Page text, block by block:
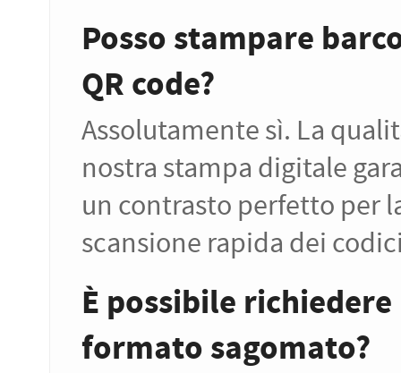
Posso stampare
QR code?
Assolutamente sì. La
nostra stampa digitale
un contrasto perfetto per
scansione rapida dei
È possibile
formato sagomato?